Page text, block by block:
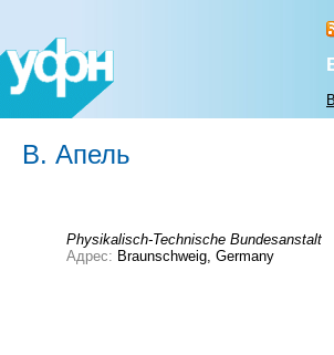
В. Апель
Physikalisch-Technische Bundesanstalt
Адрес: Braunschweig, Germany